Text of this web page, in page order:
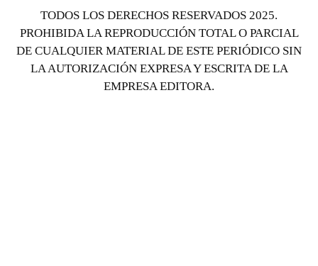
TODOS LOS DERECHOS RESERVADOS 2025.
PROHIBIDA LA REPRODUCCIÓN TOTAL O PARCIAL
DE CUALQUIER MATERIAL DE ESTE PERIÓDICO SIN
LA AUTORIZACIÓN EXPRESA Y ESCRITA DE LA
EMPRESA EDITORA.